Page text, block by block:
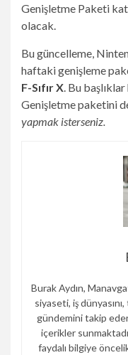
Genişletme Paketi
olacak.
Bu güncelleme,
haftaki genişleme
F-Sıfır X. Bu
Genişletme paketini
yapmak isterseniz.
Burak Aydın,
siyaseti, iş
gündemini takip
içerikler
faydalı bilgiye